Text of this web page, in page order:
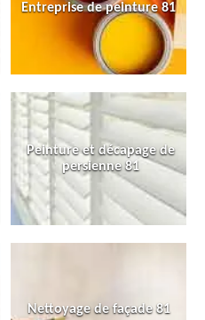
Entreprise de peinture 81
Peinture et décapage de
persienne 81
Nettoyage de façade 81